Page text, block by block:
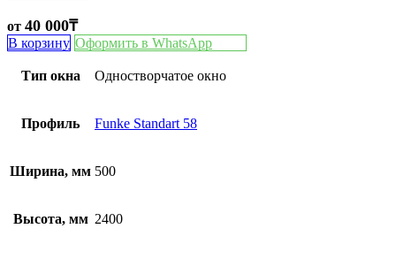
от 40 000₸
В корзину Оформить в WhatsApp
Тип окна Одностворчатое окно
Профиль Funke Standart 58
Ширина, мм 500
Высота, мм 2400